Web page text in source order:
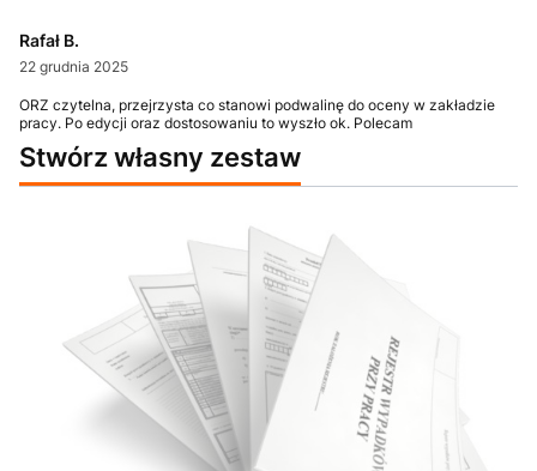
Rafał B.
22 grudnia 2025
ORZ czytelna, przejrzysta co stanowi podwalinę do oceny w zakładzie
pracy. Po edycji oraz dostosowaniu to wyszło ok. Polecam
Stwórz własny zestaw